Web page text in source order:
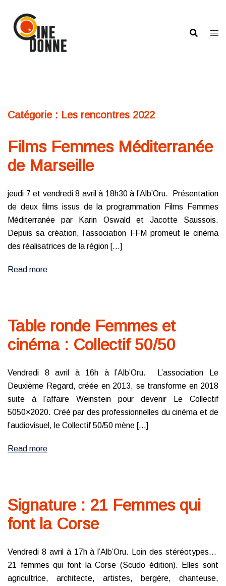
contenu
Catégorie : Les rencontres 2022
Films Femmes Méditerranée
de Marseille
jeudi 7 et vendredi 8 avril à 18h30 à l’Alb’Oru. Présentation
de deux films issus de la programmation Films Femmes
Méditerranée par Karin Oswald et Jacotte Saussois.
Depuis sa création, l’association FFM promeut le cinéma
des réalisatrices de la région […]
Read more
Table ronde Femmes et
cinéma : Collectif 50/50
Vendredi 8 avril à 16h à l’Alb’Oru. L’association Le
Deuxième Regard, créée en 2013, se transforme en 2018
suite à l’affaire Weinstein pour devenir Le Collectif
5050×2020. Créé par des professionnelles du cinéma et de
l’audiovisuel, le Collectif 50/50 mène […]
Read more
Signature : 21 Femmes qui
font la Corse
Vendredi 8 avril à 17h à l’Alb’Oru. Loin des stéréotypes…
21 femmes qui font la Corse (Scudo édition). Elles sont
agricultrice, architecte, artistes, bergère, chanteuse,